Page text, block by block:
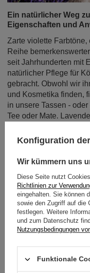
Ein natürlicher Weg
Eigenschaften und
Zarte violette
Reihe
seit Jahrhunderten mit
natürlicher Pflege für
gebracht. Obwohl wir
und Kosmetika finden,
in unsere Tassen -
Tee oder Mate.
gesundheitlichen
werfen wir einen
Lavendel wirklich
Vorteile von
Tee? Finden wir es
Weiterlesen
Konfiguration
Wir kümmern uns
Diese Seite nutzt
Richtlinien zur
eingehalten. Sie können
sowie den Zugriff auf die
festlegen. Weitere
und zum Datenschutz
Nutzungsbedingungen
Funktionale